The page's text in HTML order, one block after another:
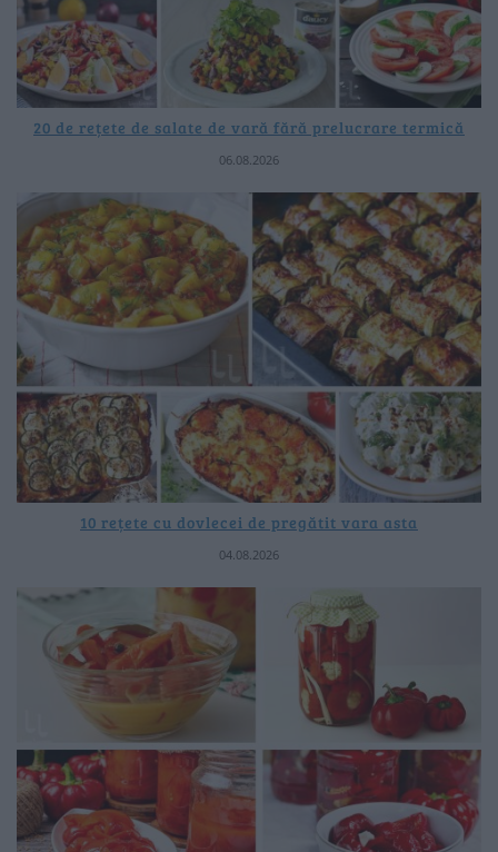
20 de rețete de salate de vară fără prelucrare termică
06.08.2026
10 rețete cu dovlecei de pregătit vara asta
04.08.2026